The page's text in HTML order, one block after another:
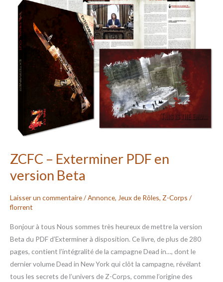
ZCFC – Exterminer PDF en
version Beta
Laisser un commentaire/Annonce, Jeux de Rôles, Z-Corps /
florrent
Bonjour à tous Nous sommes très heureux de mettre la version
Beta du PDF d’Exterminer à disposition. Ce livre, de plus de 280
pages, contient l’intégralité de la campagne Dead in…, dont le
dernier volume Dead in New York qui clôt la campagne, révélant
tous les secrets de l’univers de Z-Corps, comme l’origine des
version
Beta